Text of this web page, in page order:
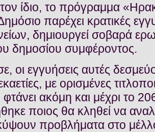
ίδιο, το πρόγραμμα
παρέχει κρατικές
δημιουργεί σοβαρά
δημοσίου συμφέροντος.
οι εγγυήσεις αυτές
με ορισμένες
ακόμη και μέχρι το
ποιος θα κληθεί να
προβλήματα στο